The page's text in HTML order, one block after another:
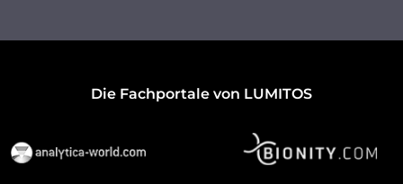
Die Fachportale von LUMITOS